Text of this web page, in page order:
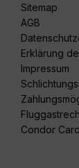
Sitemap
AGB
Erklärung
Impressum
Condor